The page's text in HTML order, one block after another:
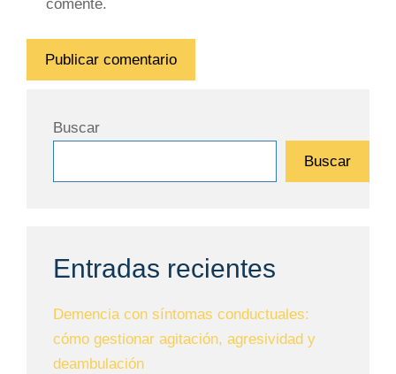
comente.
Buscar
Buscar
Entradas recientes
Demencia con síntomas conductuales:
cómo gestionar agitación, agresividad y
deambulación